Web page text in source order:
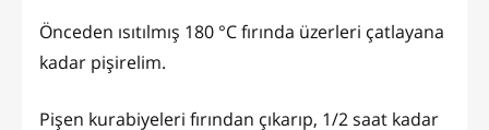
Önceden ısıtılmış 180 °C fırında üzerleri çatlayana
kadar pişirelim.
Pişen kurabiyeleri fırından çıkarıp, 1/2 saat kadar